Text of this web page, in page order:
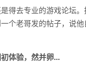
得去专业的游戏论坛
个老哥发的帖子，说
体验，然并卵...